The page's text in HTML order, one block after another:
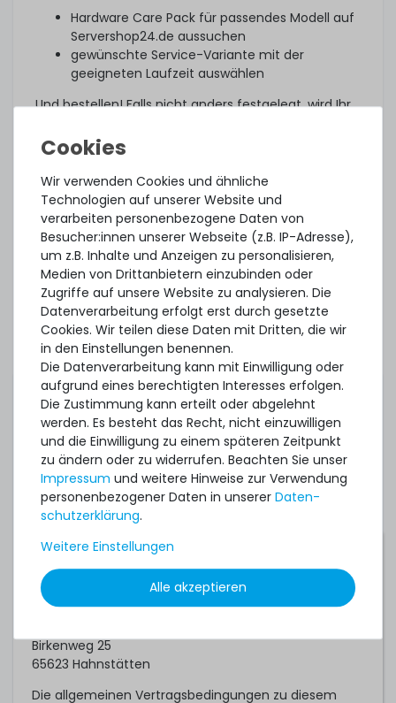
Hardware Care Pack für passendes Modell auf
Servershop24.de aussuchen
gewünschte Service-Variante mit der
geeigneten Laufzeit auswählen
Und bestellen! Falls nicht anders festgelegt, wird Ihr
Lieferung automatisch aktiviert.
Was noch?
Das angebotene Hardware Care Pack erweitert Ihren
Schutz. Ihre gesetzlichen Gewährleistungsrechte
und ggf. am Artikel vorhandene Garantien bleiben
davon unberührt. Sie erhalten im Falle eines
Problems, unabhängig, ob ein Servicefall eintritt
oder ob das Hardware Care Pack in Anspruch
genommen wird, im Rahmen der jeweiligen
Regelungen natürlich unsere Unterstützung.
Dieses Hardware Care Pack ist gültig nur in
Verbindung mit einem von uns angebotenem
Server. Sofern Sie ihre bestehende Systeme
absichern möchten, können Sie gerne ein
individuelles Angebot für ein Hardware Care Pack bei
uns einholen.
Servicepartner
Dieses Hardware Care Pack ein Service der
Birkenweg 25
65623 Hahnstätten
Die allgemeinen Vertragsbedingungen zu diesem
Wir verwenden Cookies und ähnliche
Technologien auf unserer Website und
verarbeiten personenbezogene Daten von
Besucher:innen unserer Webseite (z.B. IP-Adresse),
um z.B. Inhalte und Anzeigen zu personalisieren,
Medien von Drittanbietern einzubinden oder
Zugriffe auf unsere Website zu analysieren. Die
Datenverarbeitung erfolgt erst durch gesetzte
Cookies. Wir teilen diese Daten mit Dritten, die wir
in den Einstellungen benennen.
Die Datenverarbeitung kann mit Einwilligung oder
aufgrund eines berechtigten Interesses erfolgen.
Die Zustimmung kann erteilt oder abgelehnt
werden. Es besteht das Recht, nicht einzuwilligen
und die Einwilligung zu einem späteren Zeitpunkt
zu ändern oder zu widerrufen. Beachten Sie unser
Impressum und weitere Hinweise zur Verwendung
personenbezogener Daten in unserer Daten­
schutz­erklärung.
Weitere Einstellungen
Alle akzeptieren